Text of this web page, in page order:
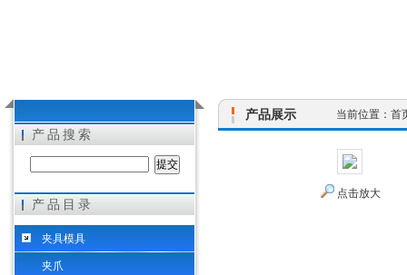
希而科工业控制设备（上海）有限公司
产品搜索
产品目录
夹具模具
夹爪
产品展示 当前位置： 首
点击放大